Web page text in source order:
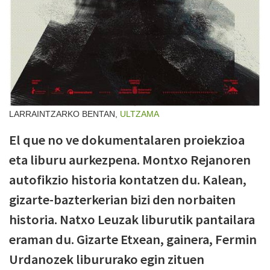
LARRAINTZARKO BENTAN, ULTZAMA
El que no ve dokumentalaren proiekzioa
eta liburu aurkezpena. Montxo Rejanoren
autofikzio historia kontatzen du. Kalean,
gizarte-bazterkerian bizi den norbaiten
historia. Natxo Leuzak liburutik pantailara
eraman du. Gizarte Etxean, gainera, Fermin
Urdanozek libururako egin zituen